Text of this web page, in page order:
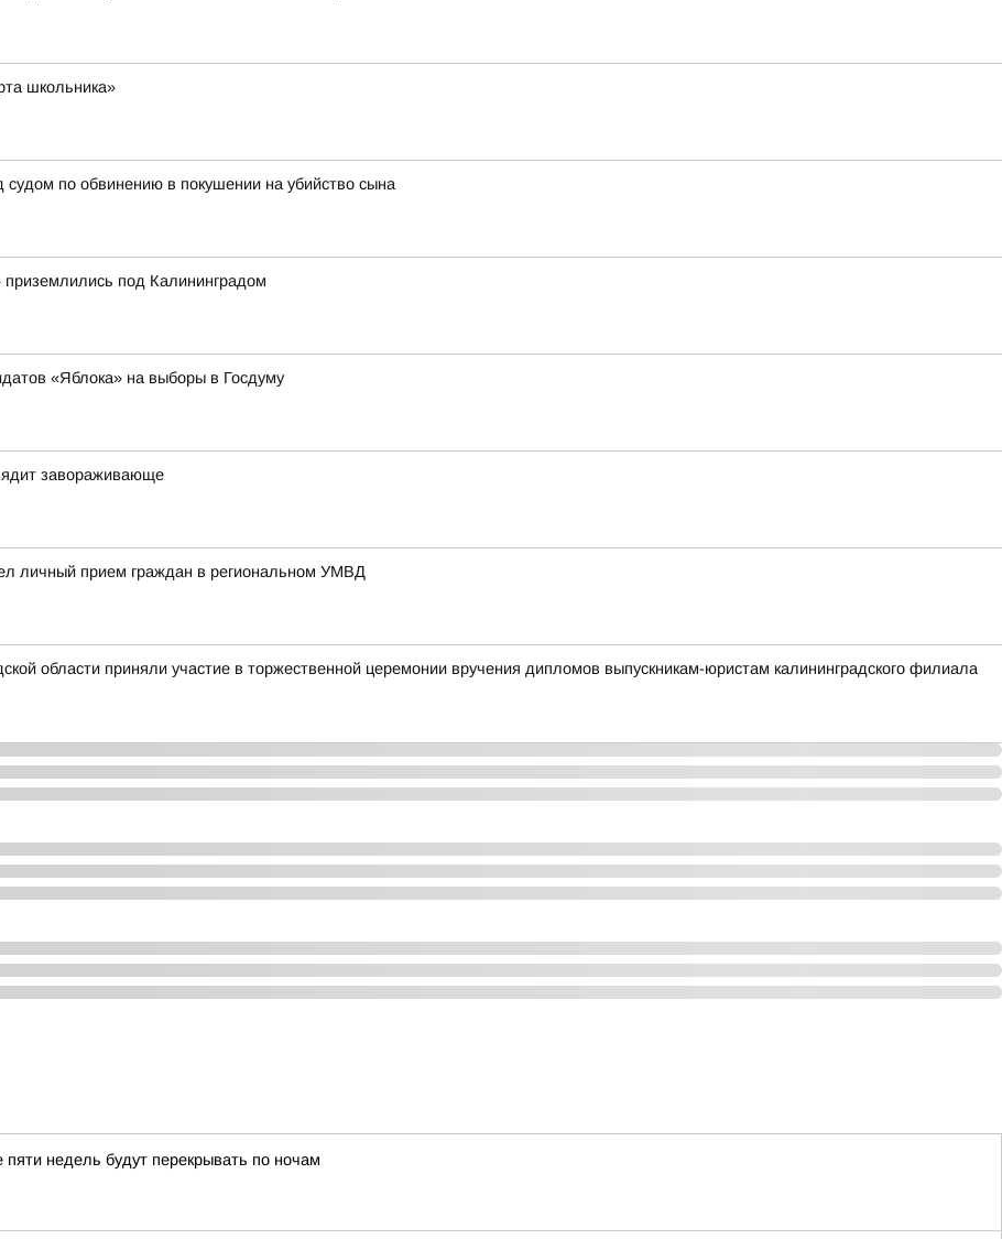
школьника»
судом по обвинению в покушении на убийство сына
под Калининградом
«Яблока» на выборы в Госдуму
завораживающе
личный прием граждан в региональном УМВД
области приняли участие в торжественной церемонии вручения дипломов выпускникам-юристам калининградского филиала
недель будут перекрывать по ночам